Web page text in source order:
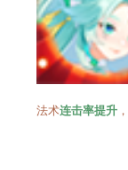
法术连击率提升，